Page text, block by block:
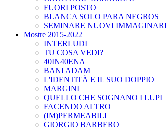
FUORI POSTO
BLANCA SOLO PARA NEGROS
SEMINARE NUOVI IMMAGINARI
Mostre 2015-2022
INTERLUDI
TU COSA VEDI?
40IN40ENA
BANI ADAM
L'IDENTITÀ E IL SUO DOPPIO
MARGINI
QUELLO CHE SOGNANO I LUPI
FACENDO ALTRO
(IM)PERMEABILI
GIORGIO BARBERO